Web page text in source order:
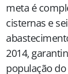
meta é
cisternas e
2014,
população